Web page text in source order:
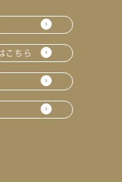
こちら